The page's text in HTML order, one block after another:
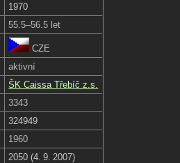
1970
55.5–56.5 let
CZE
aktivní
ŠK Caissa Třebíč z.s.
3343
324949
1960
2050 (4. 9. 2007)